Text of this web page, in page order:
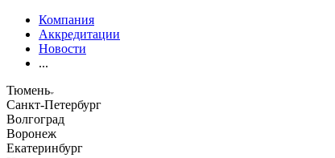
Компания
Аккредитации
Новости
...
Тюмень
Санкт-Петербург
Волгоград
Воронеж
Екатеринбург